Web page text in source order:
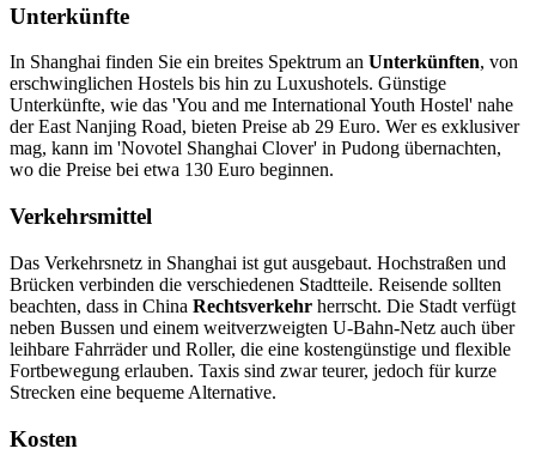
Unterkünfte
In Shanghai finden Sie ein breites Spektrum an Unterkünften, von
erschwinglichen Hostels bis hin zu Luxushotels. Günstige
Unterkünfte, wie das 'You and me International Youth Hostel' nahe
der East Nanjing Road, bieten Preise ab 29 Euro. Wer es exklusiver
mag, kann im 'Novotel Shanghai Clover' in Pudong übernachten,
wo die Preise bei etwa 130 Euro beginnen.
Verkehrsmittel
Das Verkehrsnetz in Shanghai ist gut ausgebaut. Hochstraßen und
Brücken verbinden die verschiedenen Stadtteile. Reisende sollten
beachten, dass in China Rechtsverkehr herrscht. Die Stadt verfügt
neben Bussen und einem weitverzweigten U-Bahn-Netz auch über
leihbare Fahrräder und Roller, die eine kostengünstige und flexible
Fortbewegung erlauben. Taxis sind zwar teurer, jedoch für kurze
Strecken eine bequeme Alternative.
Kosten